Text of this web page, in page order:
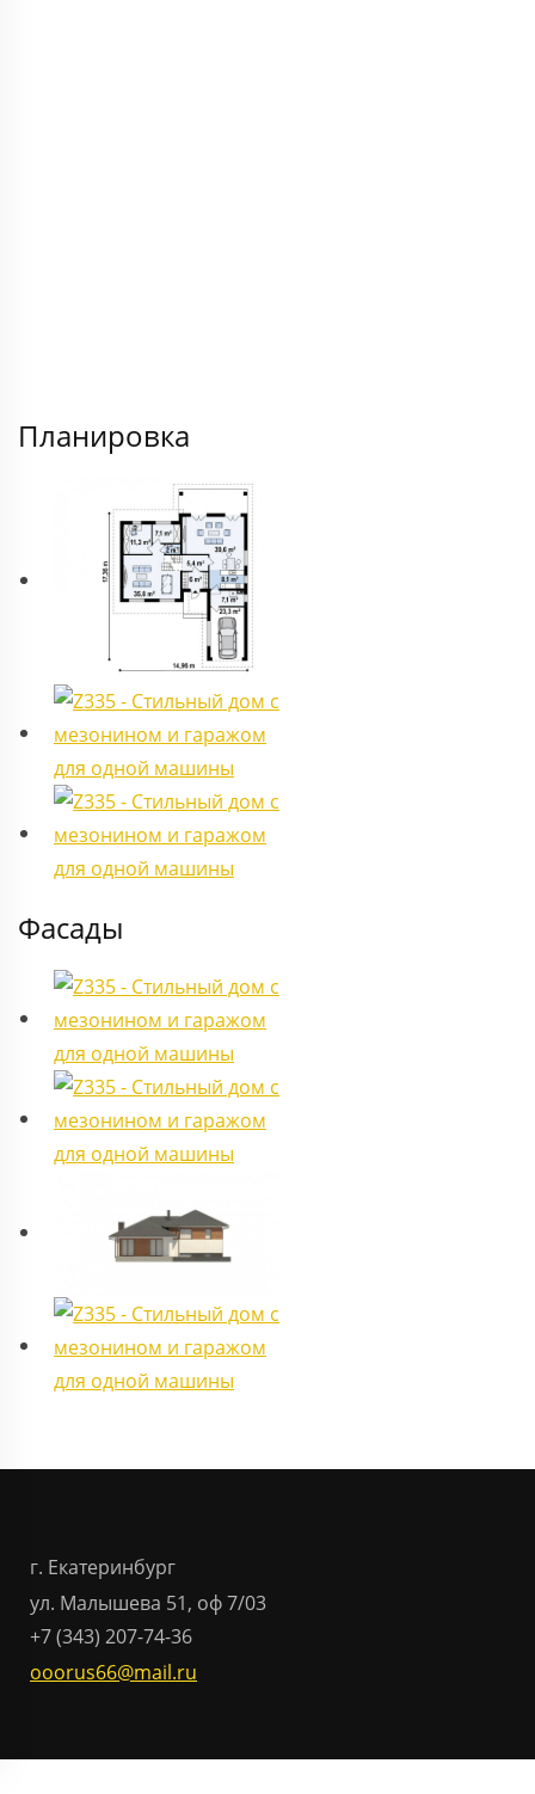
Планировка
Фасады
г. Екатеринбург
ул. Малышева 51, оф 7/03
+7 (343) 207-74-36
ooorus66@mail.ru